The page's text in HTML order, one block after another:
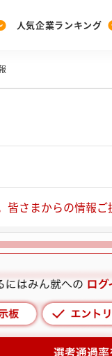
人気企業ランキング
見る
集
！業界・企業研究
さまからの情報ご